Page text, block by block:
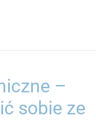
–
sobie ze